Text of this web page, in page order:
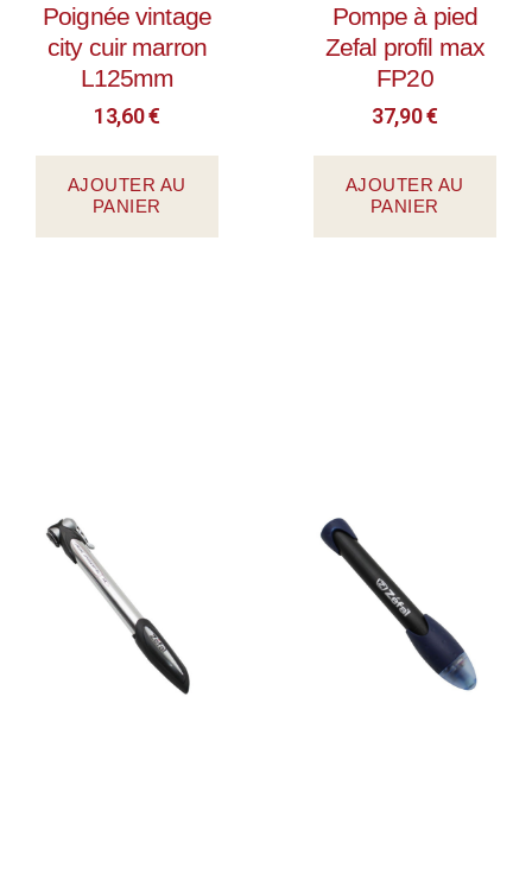
Poignée vintage
city cuir marron
L125mm
13,60€
AJOUTER AU
PANIER
Pompe à pied
Zefal profil max
FP20
37,90€
AJOUTER AU
PANIER